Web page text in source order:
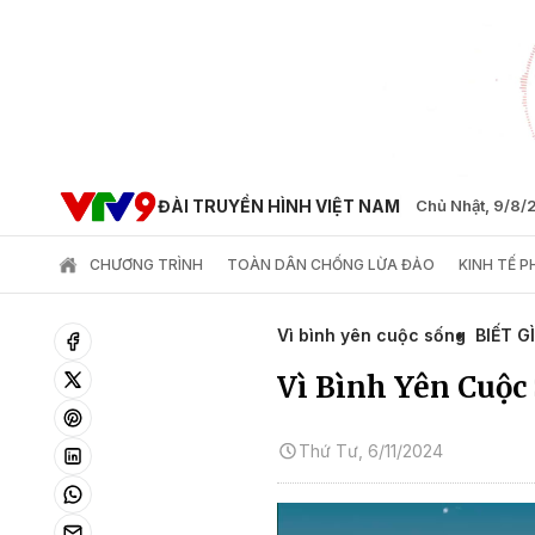
ĐÀI TRUYỀN HÌNH VIỆT NAM Chủ Nhật, 9/8/
CHƯƠNG TRÌNH TOÀN DÂN CHỐNG LỪA ĐẢO KINH TẾ
Vì bình yên cuộc sống BIẾT
Vì Bình Yên Cuộc
Thứ Tư, 6/11/2024